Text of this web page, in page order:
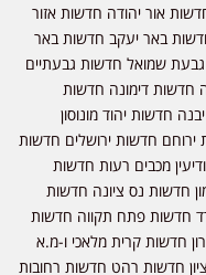
אור יהודה חדשות אזור
באר יעקב חדשות באר
שמואל חדשות גבעתיים
חדשות דימונה חדשות
חדשות יהוד מונוסון
ירוחם חדשות ירושלים חדשות
מכבים רעות חדשות
חדשות נס ציונה חדשות
חדשות פתח תקווה חדשות
חדשות קרית מלאכי ו-מ.א
חדשות רהט חדשות רחובות